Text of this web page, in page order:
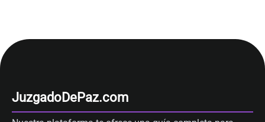
JuzgadoDePaz.com